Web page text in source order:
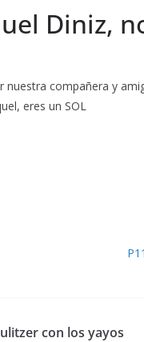
Diniz,
nuestra compañera y
eres un SOL
con los yayos